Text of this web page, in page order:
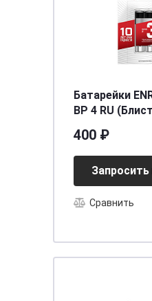
Батарейки
BP 4 RU
400 ₽
Запросить
Сравнить